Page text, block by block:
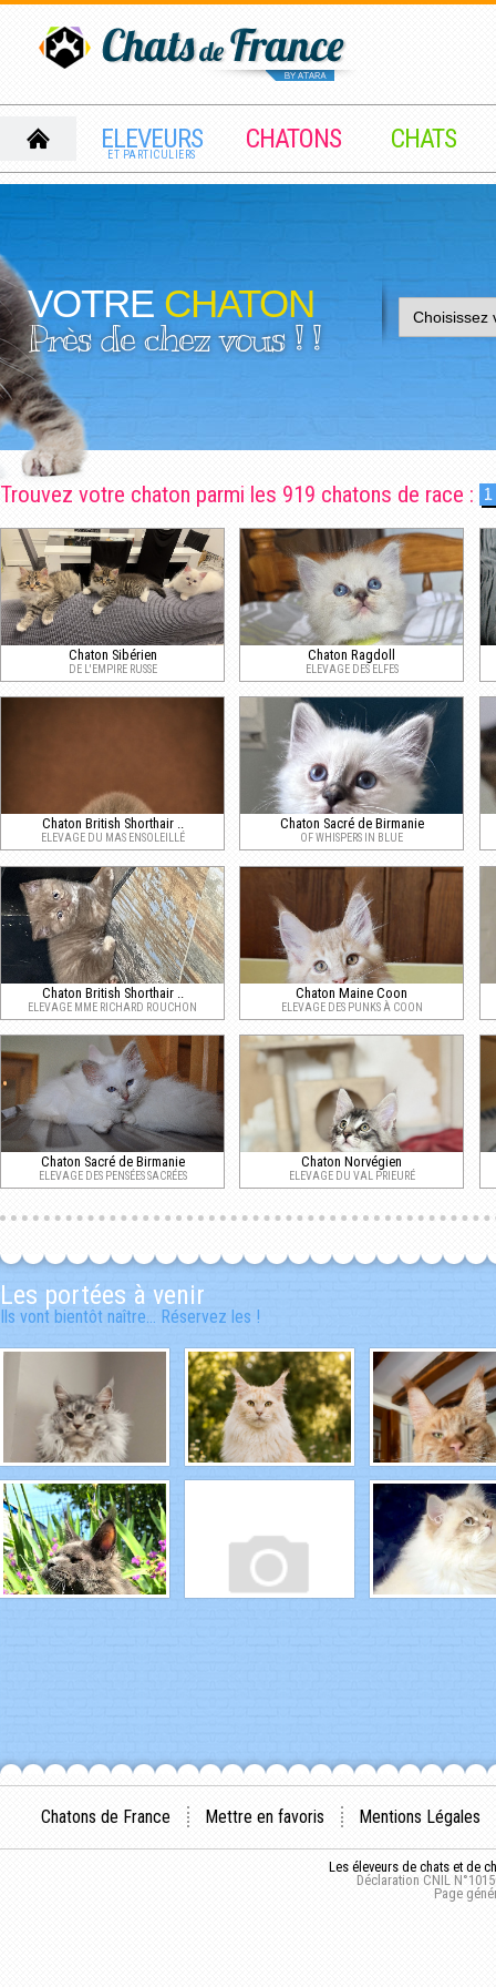
ELEVEURS
ET PARTICULIERS
CHATONS CHATS
VOTRE CHATON
Près de chez vous ! !
Trouvez votre chaton parmi les 919 chatons de race : 1
Chaton Sibérien
DE L'EMPIRE RUSSE
Chaton Ragdoll
ELEVAGE DES ELFES
Chaton British Shorthair ..
ELEVAGE DU MAS ENSOLEILLÉ
Chaton Sacré de Birmanie
OF WHISPERS IN BLUE
Chaton British Shorthair ..
ELEVAGE MME RICHARD ROUCHON
Chaton Maine Coon
ELEVAGE DES PUNKS À COON
Chaton Sacré de Birmanie
ELEVAGE DES PENSÉES SACRÉES
Chaton Norvégien
ELEVAGE DU VAL PRIEURÉ
Les portées à venir
Ils vont bientôt naître... Réservez les !
Chatons de France Mettre en favoris Mentions Légales
Les éleveurs de chats et de
Déclaration CNIL
Page